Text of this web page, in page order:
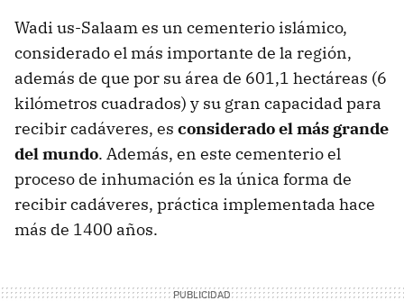
Wadi us-Salaam es un cementerio islámico,
considerado el más importante de la región,
además de que por su área de 601,1 hectáreas (6
kilómetros cuadrados) y su gran capacidad para
recibir cadáveres, es considerado el más grande
del mundo. Además, en este cementerio el
proceso de inhumación es la única forma de
recibir cadáveres, práctica implementada hace
más de 1400 años.